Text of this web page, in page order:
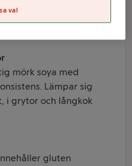
mörk soya med
Lämpar sig
i grytor och långkok
gluten
val